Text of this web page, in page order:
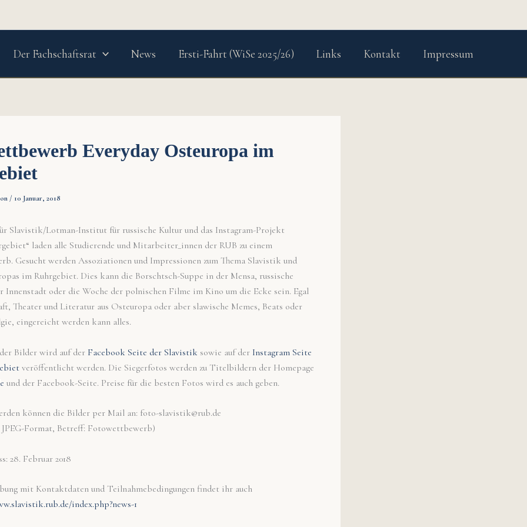
Der Fachschaftsrat News Ersti-Fahrt (WiSe 2025/26) Links Kontakt Impressum
Everyday Osteuropa im
/ 10 Januar, 2018
Slavistik/Lotman-Institut für russische Kultur und das Instagram-Projekt
laden alle Studierende und Mitarbeiter_innen der RUB zu einem
Gesucht werden Assoziationen und Impressionen zum Thema Slavistik und
im Ruhrgebiet. Dies kann die Borschtsch-Suppe in der Mensa, russische
oder die Woche der polnischen Filme im Kino um die Ecke sein. Egal
Theater und Literatur aus Osteuropa oder aber slawische Memes, Beats oder
eingereicht werden kann alles.
Bilder wird auf der Facebook Seite der Slavistik sowie auf der Instagram Seite
veröffentlicht werden. Die Siegerfotos werden zu Titelbildern der Homepage
und der Facebook-Seite. Preise für die besten Fotos wird es auch geben.
können die Bilder per Mail an: foto-slavistik@rub.de
JPEG-Format, Betreff: Fotowettbewerb)
28. Februar 2018
mit Kontaktdaten und Teilnahmebedingungen findet ihr auch
index.php?news-1